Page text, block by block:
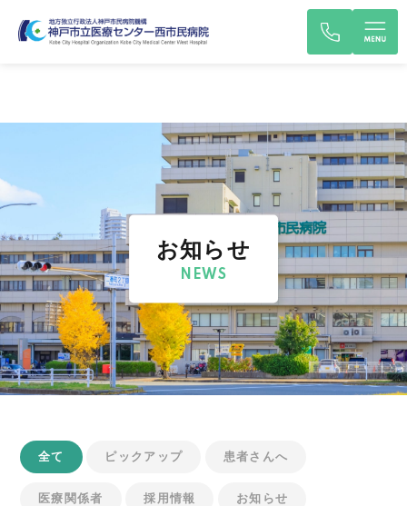
お知らせ
NEWS
全て ピックアップ 患者さんへ
医療関係者 採用情報 お知らせ